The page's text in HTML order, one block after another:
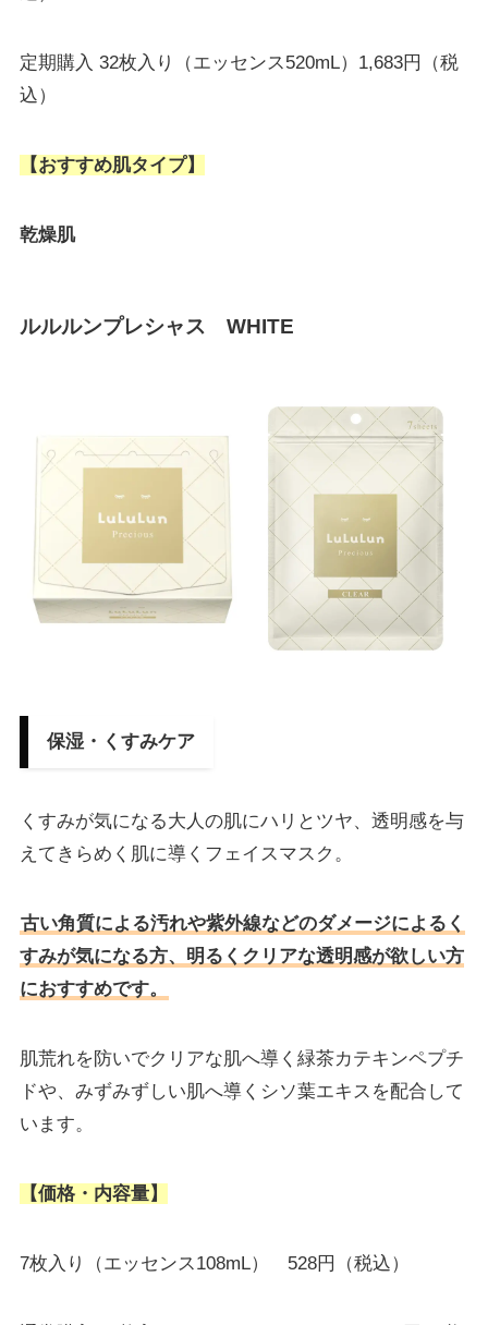
定期購入 32枚入り（エッセンス520mL）1,683円（税
込）
【おすすめ肌タイプ】
乾燥肌
ルルルンプレシャス WHITE
保湿・くすみケア
くすみが気になる大人の肌にハリとツヤ、透明感を与
えてきらめく肌に導くフェイスマスク。
古い角質による汚れや紫外線などのダメージによるく
すみが気になる方、明るくクリアな透明感が欲しい方
におすすめです。
肌荒れを防いでクリアな肌へ導く緑茶カテキンペプチ
ドや、みずみずしい肌へ導くシソ葉エキスを配合して
います。
【価格・内容量】
7枚入り（エッセンス108mL） 528円（税込）